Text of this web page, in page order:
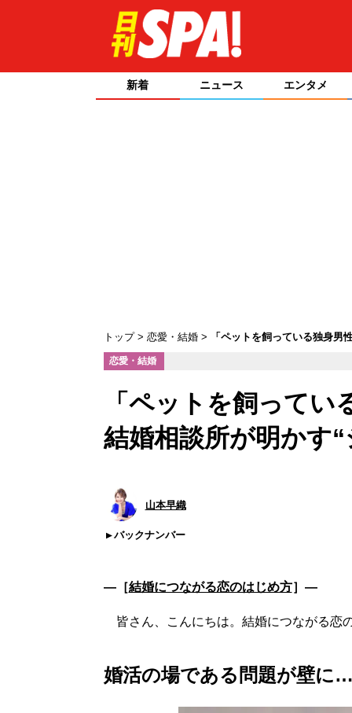
新着 ニュース エンタメ
トップ 恋愛・結婚 「ペットを飼っている独身男
恋愛・結婚
「ペットを飼って
結婚相談所が明かす
山本早織
バックナンバー
―［結婚につながる恋のはじめ方］―
皆さん、こんにちは。結婚につながる恋
婚活の場である問題が壁に